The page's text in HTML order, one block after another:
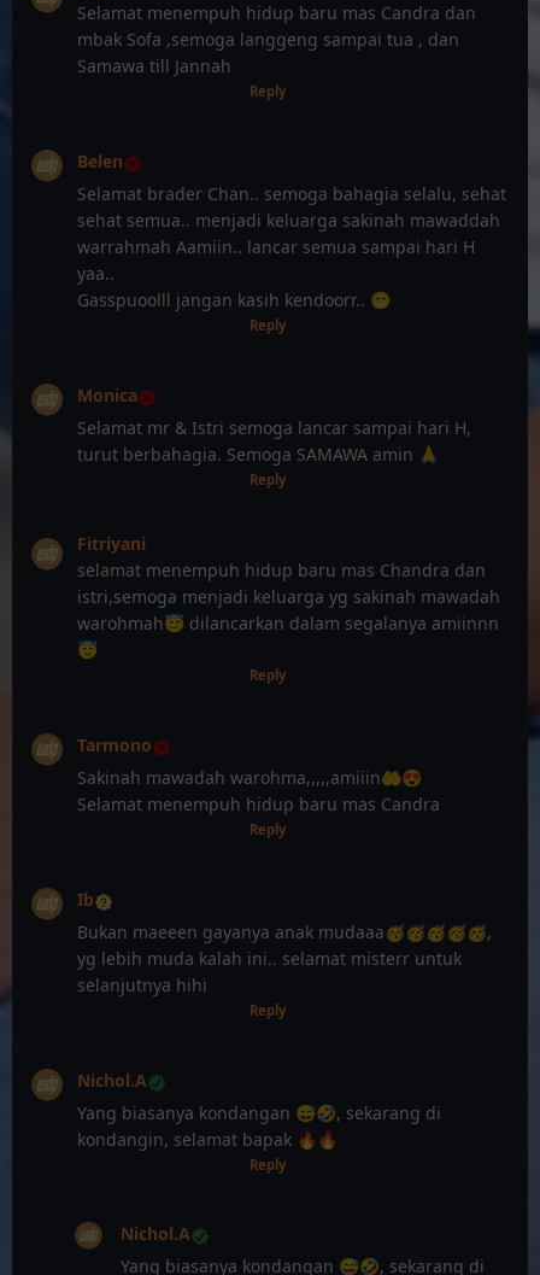
Selamat menempuh hidup baru mas Candra dan
mbak Sofa ,semoga langgeng sampai tua , dan
Samawa till Jannah
Reply
Belen
Selamat brader Chan.. semoga bahagia selalu, sehat
sehat semua.. menjadi keluarga sakinah mawaddah
warrahmah Aamiin.. lancar semua sampai hari H
yaa..
Gasspuoolll jangan kasih kendoorr.. 😁
Reply
Monica
Selamat mr & Istri semoga lancar sampai hari H,
turut berbahagia. Semoga SAMAWA amin 🙏
Reply
Fitriyani
selamat menempuh hidup baru mas Chandra dan
istri,semoga menjadi keluarga yg sakinah mawadah
warohmah😇 dilancarkan dalam segalanya amiinnn
😇
Reply
Tarmono
Sakinah mawadah warohma,,,,,amiiin🤲😍
Selamat menempuh hidup baru mas Candra
Reply
Ib
Bukan maeeen gayanya anak mudaaa🥳🥳🥳🥳🥳,
yg lebih muda kalah ini.. selamat misterr untuk
selanjutnya hihi
Reply
Nichol.A
Yang biasanya kondangan 😅🤣, sekarang di
kondangin, selamat bapak 🔥🔥
Reply
Nichol.A
Yang biasanya kondangan 😅🤣, sekarang di